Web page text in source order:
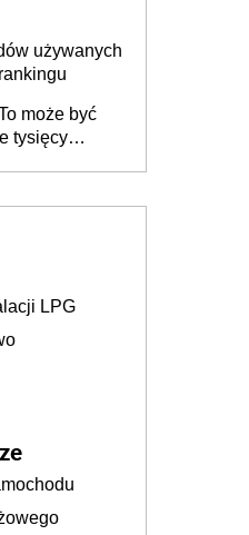
używanych
może być
tysięcy
LPG